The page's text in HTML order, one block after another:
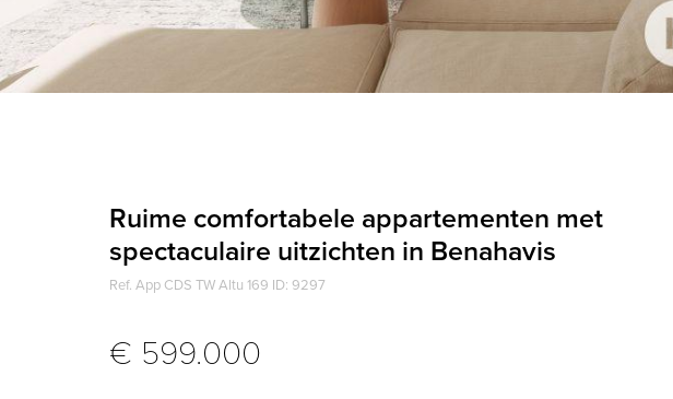
Ruime comfortabele appartementen met
spectaculaire uitzichten in Benahavis
Ref. App CDS TW Altu 169 ID: 9297
€ 599.000